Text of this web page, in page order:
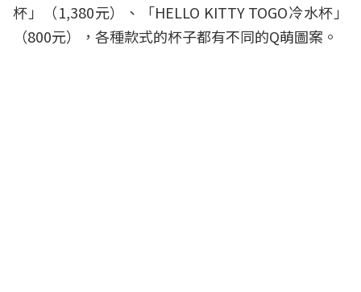
杯」（1,380元）、「HELLO KITTY TOGO冷水杯」
（800元），各種款式的杯子都有不同的Q萌圖案。